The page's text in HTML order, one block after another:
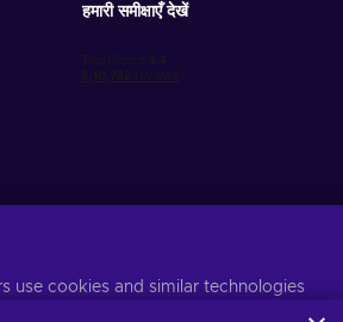
हमारी समीक्षाएँ देखें
use cookies and similar technologies